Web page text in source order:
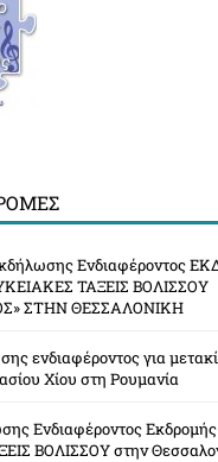
Ενδιαφέροντος
ΤΑΞΕΙΣ ΒΟΛΙΣΣΟΥ
ΣΤΗΝ ΘΕΣΣΑΛΟΝΙΚΗ
ενδιαφέροντος για
Χίου στη Ρουμανία
Ενδιαφέροντος
ΒΟΛΙΣΣΟΥ στην